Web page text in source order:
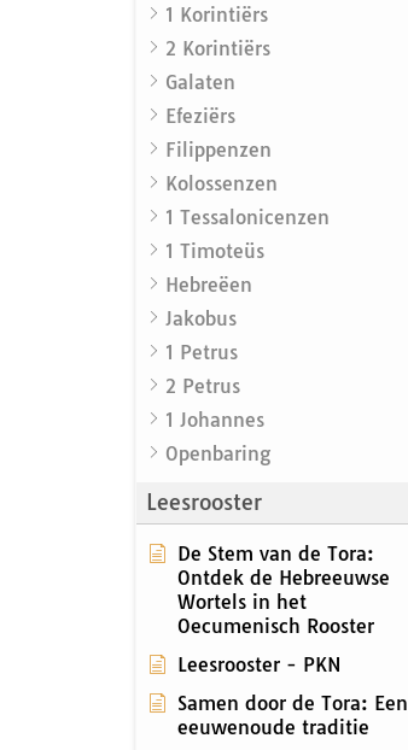
1 Korintiërs
2 Korintiërs
Galaten
Efeziërs
Filippenzen
Kolossenzen
1 Tessalonicenzen
1 Timoteüs
Hebreëen
Jakobus
1 Petrus
2 Petrus
1 Johannes
Openbaring
Leesrooster
De Stem van de Tora:
Ontdek de Hebreeuwse
Wortels in het
Oecumenisch Rooster
Leesrooster - PKN
Samen door de Tora: Een
eeuwenoude traditie